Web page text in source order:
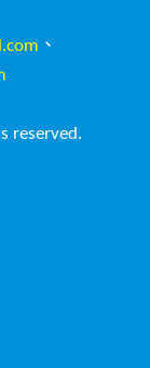
、
reserved.